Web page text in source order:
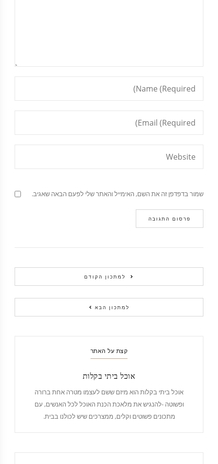
שמור בדפדפן זה את השם, האימייל והאתר שלי לפעם הבאה שאגיב.
למתכון הקודם
למתכון הבא
קצת על האתר
אוכל ביתי בקלות
אוכל ביתי בקלות הוא מיזם ששם לעצמו מטרה אחת ברורה
ופשוטה -להנגיש את מלאכת הכנת האוכל לכל האנשים, עם
מתכונים פשוטים וקלים, ממצרכים שיש לכולנו בבית.